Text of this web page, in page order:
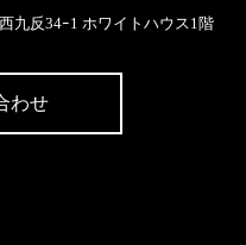
九反34ｰ1 ホワイトハウス1階
わせ